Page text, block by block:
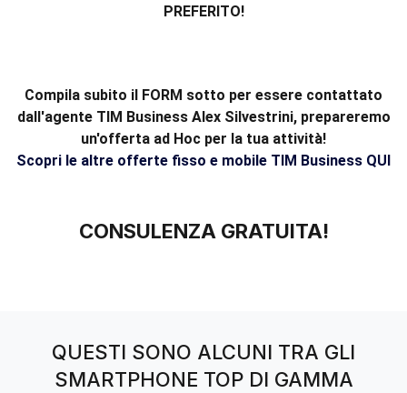
PREFERITO!
Compila subito il FORM sotto per essere contattato
dall'agente TIM Business Alex Silvestrini, prepareremo
un'offerta ad Hoc per la tua attività!
Scopri le altre offerte fisso e mobile TIM Business QUI
CONSULENZA GRATUITA!
QUESTI SONO ALCUNI TRA GLI
SMARTPHONE TOP DI GAMMA